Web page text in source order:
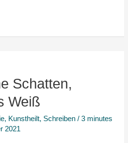
Schatten,
Weiß
, Kunstheilt, Schreiben /3 minutes
2021